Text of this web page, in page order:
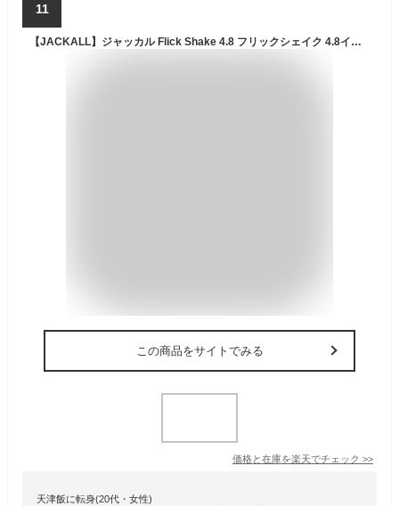
11
【JACKALL】ジャッカル Flick Shake 4.8 フリックシェイク 4.8インチ ソフトベイト ワーム 疑似餌 釣り フィッシング ソフト ルアー 8本入り 2カラー
この商品をサイトでみる
価格と在庫を楽天でチェック >>
天津飯に転身(20代・女性)